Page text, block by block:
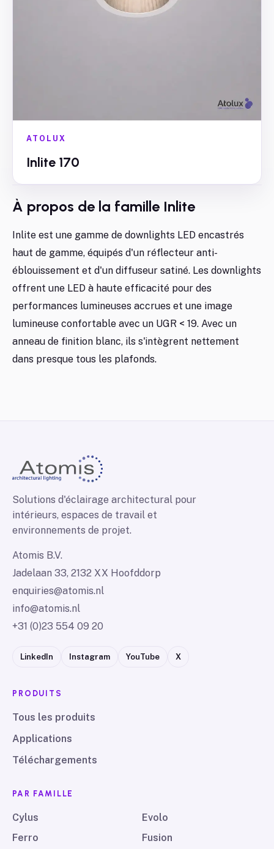
ATOLUX
Inlite 170
À propos de la famille Inlite
Inlite est une gamme de downlights LED encastrés
haut de gamme, équipés d'un réflecteur anti-
éblouissement et d'un diffuseur satiné. Les downlights
offrent une LED à haute efficacité pour des
performances lumineuses accrues et une image
lumineuse confortable avec un UGR < 19. Avec un
anneau de finition blanc, ils s'intègrent nettement
dans presque tous les plafonds.
Solutions d'éclairage architectural pour
intérieurs, espaces de travail et
environnements de projet.
Atomis B.V.
Jadelaan 33, 2132 XX Hoofddorp
enquiries@atomis.nl
info@atomis.nl
+31 (0)23 554 09 20
LinkedIn Instagram YouTube X
PRODUITS
Tous les produits
Applications
Téléchargements
PAR FAMILLE
Cylus
Evolo
Ferro
Fusion